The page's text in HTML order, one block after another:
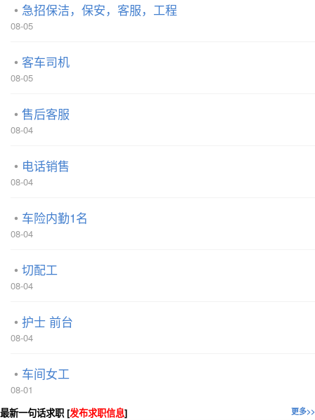
急招保洁，保安，客服，工程
08-05
客车司机
08-05
售后客服
08-04
电话销售
08-04
车险内勤1名
08-04
切配工
08-04
护士 前台
08-04
车间女工
08-01
更多>>
最新一句话求职 [发布求职信息]